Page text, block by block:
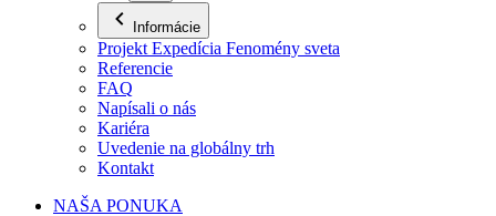
Informácie
Projekt Expedícia Fenomény sveta
Referencie
FAQ
Napísali o nás
Kariéra
Uvedenie na globálny trh
Kontakt
NAŠA PONUKA